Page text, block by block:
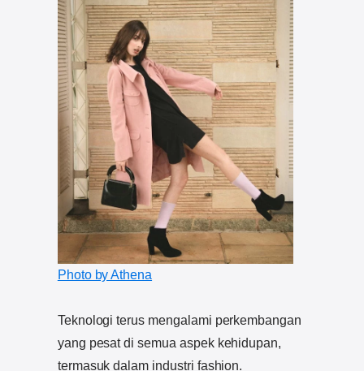
Photo by Athena
Teknologi terus mengalami perkembangan
yang pesat di semua aspek kehidupan,
termasuk dalam industri fashion.